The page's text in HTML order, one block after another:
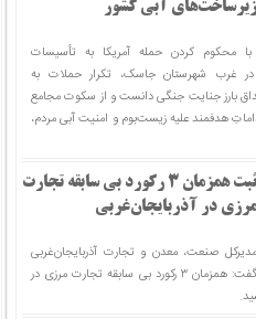
زیرساخت‌های آبی کشور
محکوم کردن حمله آمریکا به تأسیسات
غرب شهرستان جاسک، تکرار حملات به
بارز جنایت جنگی دانست و از سکوت مجامع
هدفمند علیه زیست‌بوم و امنیت آبی مردم،
ثبت همزمان ۳ رکورد بی سابقه تجارت
مرزی در آذربایجان‌غربی
مدیرکل صنعت، معدن و تجارت آذربایجان‌غربی
گفت: همزمان ۳ رکورد بی سابقه تجارت مرزی در